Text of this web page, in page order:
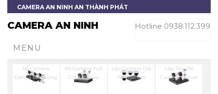
CAMERA AN NINH AN THÀNH PHÁT
CAMERA AN NINH Hotline 0938.112.399
MENU
Bộ Camera
Dahua Báo Động
Bộ Camera Full
Color Dahua
Lắp Camera Giá
Rẻ Trọn Gói
Lắp Trọn Bộ
Camera Dahua